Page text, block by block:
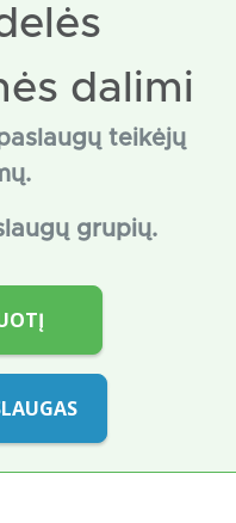
dalimi
teikėjų
grupių.